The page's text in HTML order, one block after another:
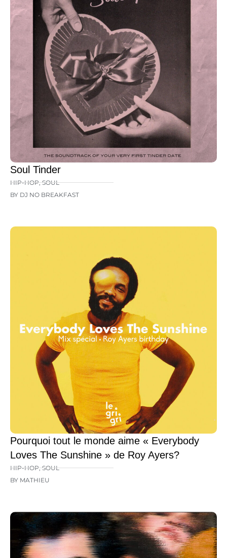
Soul Tinder
HIP-HOP,SOUL
BY DJ NO BREAKFAST
Pourquoi tout le monde aime « Everybody
Loves The Sunshine » de Roy Ayers?
HIP-HOP,SOUL
BY MATHIEU